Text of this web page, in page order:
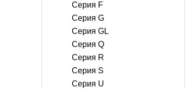
Серия F
Серия G
Серия GL
Серия Q
Серия R
Серия S
Серия U